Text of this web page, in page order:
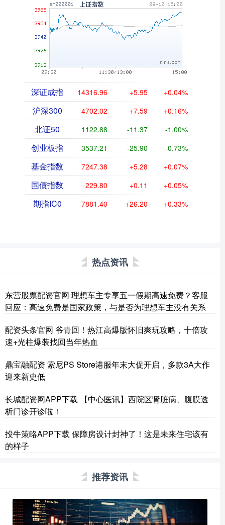
深证成指 14316.96 +5.95 +0.04%
沪深300 4702.02 +7.59 +0.16%
北证50 1122.88 -11.37 -1.00%
创业板指 3537.21 -25.90 -0.73%
基金指数 7247.38 +5.28 +0.07%
国债指数 229.80 +0.11 +0.05%
期指IC0 7881.40 +26.20 +0.33%
热点资讯
东营股票配资官网 理想车主专享五一假期高速免费？客服
回应：高速免费是国家政策，与是否为理想车主没有关系
配资头条官网 爷青回！热江高爆版怀旧爽玩攻略，十倍攻
速+光柱爆装找回当年热血
鼎宝融配资 索尼PS Store港服年末大促开启，多款3A大作
迎来新史低
长城配资网APP下载 【中心医讯】西院区肾脏病、腹膜透
析门诊开诊啦！
投牛策略APP下载 保障房设计封神了！这是未来住宅该有
的样子
推荐资讯